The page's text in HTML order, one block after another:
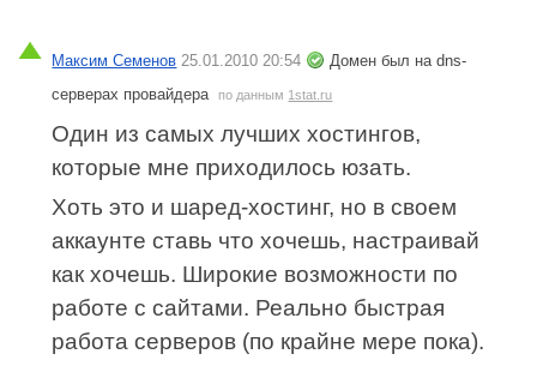
Максим Семенов 25.01.2010 20:54
Домен был на dns-
серверах провайдера
по данным 1stat.ru
Один из самых лучших хостингов,
которые мне приходилось юзать.
Хоть это и шаред-хостинг, но в своем
аккаунте ставь что хочешь, настраивай
как хочешь. Широкие возможности по
работе с сайтами. Реально быстрая
работа серверов (по крайне мере пока).